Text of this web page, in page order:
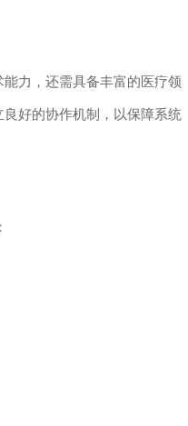
力，还需具备丰富的医疗领
好的协作机制，以保障系统